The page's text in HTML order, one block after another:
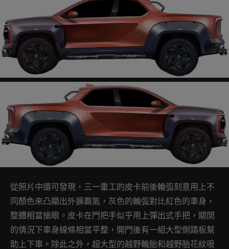
從照片中還可發現，三一重工的皮卡前後輪弧刻意用上不
同顏色來凸顯出外擴霸氣，灰色的輪弧對比紅色的車身，
整體相當搶眼。皮卡在門把手似乎用上彈出式手把，關閉
的情況下車身線條相當平整，開門後有一組大型側踏板幫
助上下車。除此之外，超大型的越野輪胎和越野胎花紋吸